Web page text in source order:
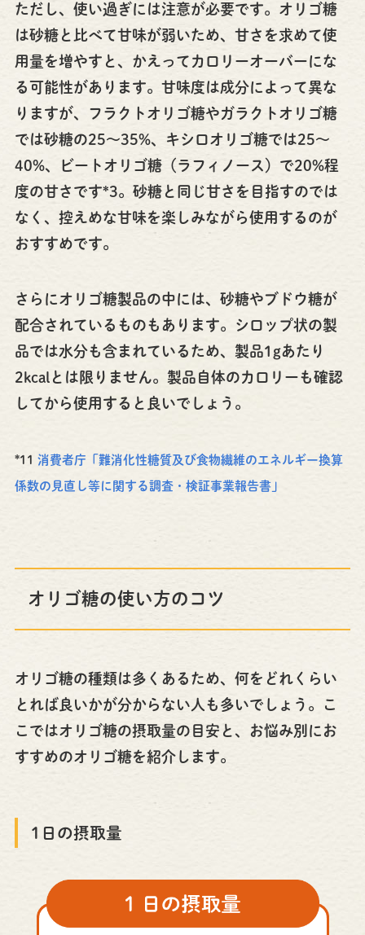
ただし、使い過ぎには注意が必要です。オリゴ糖
は砂糖と比べて甘味が弱いため、甘さを求めて使
用量を増やすと、かえってカロリーオーバーにな
る可能性があります。甘味度は成分によって異な
りますが、フラクトオリゴ糖やガラクトオリゴ糖
では砂糖の25～35%、キシロオリゴ糖では25～
40%、ビートオリゴ糖（ラフィノース）で20%程
度の甘さです*3。砂糖と同じ甘さを目指すのでは
なく、控えめな甘味を楽しみながら使用するのが
おすすめです。
さらにオリゴ糖製品の中には、砂糖やブドウ糖が
配合されているものもあります。シロップ状の製
品では水分も含まれているため、製品1gあたり
2kcalとは限りません。製品自体のカロリーも確認
してから使用すると良いでしょう。
*11 消費者庁「難消化性糖質及び食物繊維のエネルギー換算
係数の見直し等に関する調査・検証事業報告書」
オリゴ糖の使い方のコツ
オリゴ糖の種類は多くあるため、何をどれくらい
とれば良いかが分からない人も多いでしょう。こ
こではオリゴ糖の摂取量の目安と、お悩み別にお
すすめのオリゴ糖を紹介します。
1日の摂取量